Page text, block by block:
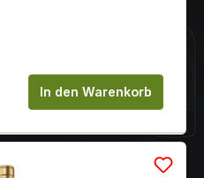
Wein, der Sie
Gib den
In den Warenkorb